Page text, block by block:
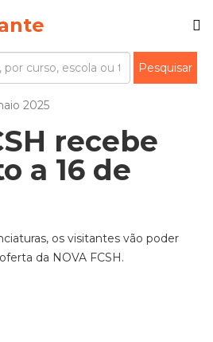
2025
recebe
a 16 de
os visitantes vão poder
da NOVA FCSH.